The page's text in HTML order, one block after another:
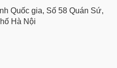
Quốc gia, Số 58 Quán Sứ,
Hà Nội